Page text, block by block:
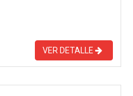
VER DETALLE